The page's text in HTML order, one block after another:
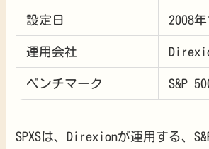
設定日 2008
運用会社
ベンチマーク S&P
SPXSは、Direxionが運用する、